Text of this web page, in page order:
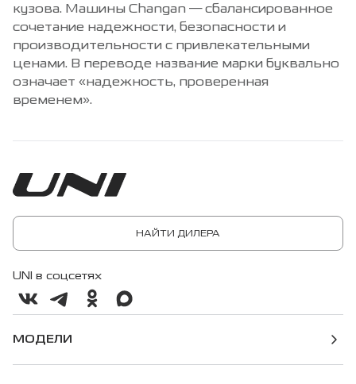
кузова. Машины Changan — сбалансированное
сочетание надежности, безопасности и
производительности с привлекательными
ценами. В переводе название марки буквально
означает «надежность, проверенная
временем».
НАЙТИ ДИЛЕРА
UNI в соцсетях
МОДЕЛИ